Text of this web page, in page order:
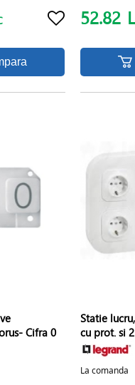
52.82
Cifra 0
Statie
cu prot. si
La comanda